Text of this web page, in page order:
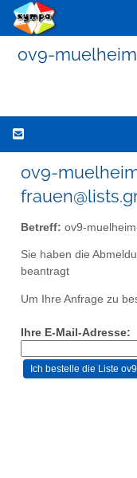
ov9-
ov9-
Betreff: ov9-
Sie haben die
beantragt
Um Ihre Anfrage zu
Ihre E-Mail-Adresse: